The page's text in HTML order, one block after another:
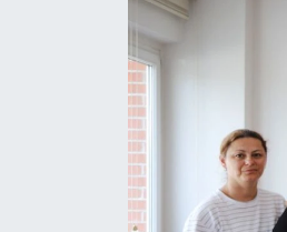
Resmi ilanlar